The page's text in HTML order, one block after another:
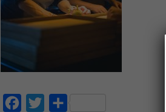
FacebookTwitter